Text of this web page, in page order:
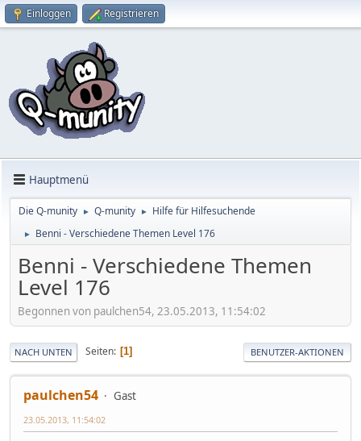
Einloggen Registrieren
Hauptmenü
Die Q-munity ► Q-munity ► Hilfe für Hilfesuchende
► Benni - Verschiedene Themen Level 176
Benni - Verschiedene Themen
Level 176
Begonnen von paulchen54, 23.05.2013, 11:54:02
NACH UNTEN Seiten 1 BENUTZER-AKTIONEN
paulchen54 Gast
23.05.2013, 11:54:02